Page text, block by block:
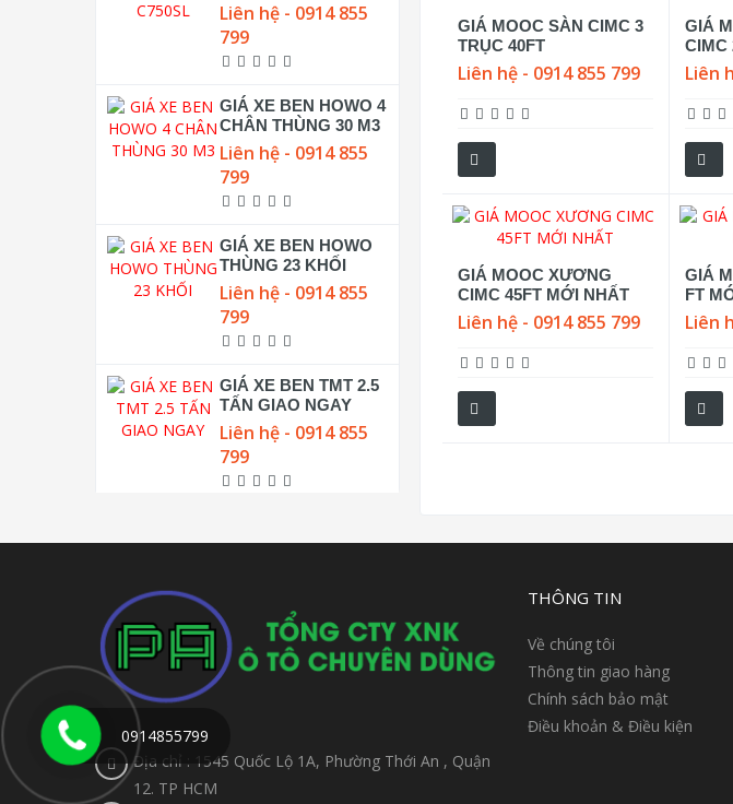
Liên hệ - 0914 855
799
GIÁ XE BEN HOWO 4
CHÂN THÙNG 30 M3
Liên hệ - 0914 855
799
GIÁ XE BEN HOWO
THÙNG 23 KHỐI
Liên hệ - 0914 855
799
GIÁ XE BEN TMT 2.5
TẤN GIAO NGAY
Liên hệ - 0914 855
799
GIÁ MOOC SÀN CIMC 3
TRỤC 40FT
Liên hệ - 0914 855 799
GIÁ
CIMC
Liên
GIÁ MOOC XƯƠNG
CIMC 45FT MỚI NHẤT
Liên hệ - 0914 855 799
GIÁ
FT
Liên
Địa chỉ : 1545 Quốc Lộ 1A, Phường Thới An , Quận
12. TP HCM
THÔNG TIN
Về chúng tôi
Thông tin giao hàng
Chính sách bảo mật
Điều khoản & Điều kiện
0914855799